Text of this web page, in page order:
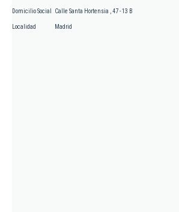
Domicilio Social Calle Santa Hortensia , 47 - 13 B
Localidad Madrid